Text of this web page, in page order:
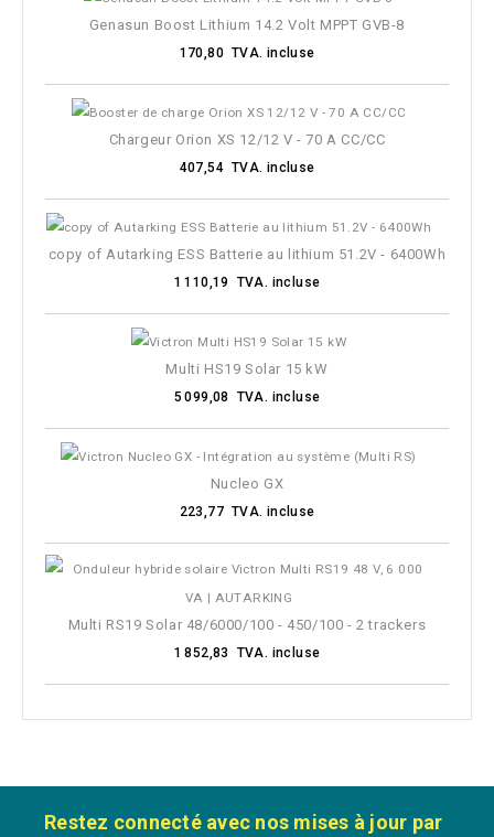
Genasun Boost Lithium 14.2 Volt MPPT GVB-8
170,80 TVA. incluse
Chargeur Orion XS 12/12 V - 70 A CC/CC
407,54 TVA. incluse
copy of Autarking ESS Batterie au lithium 51.2V - 6400Wh
1 110,19 TVA. incluse
Multi HS19 Solar 15 kW
5 099,08 TVA. incluse
Nucleo GX
223,77 TVA. incluse
Multi RS19 Solar 48/6000/100 - 450/100 - 2 trackers
1 852,83 TVA. incluse
Restez connecté avec nos mises à jour par